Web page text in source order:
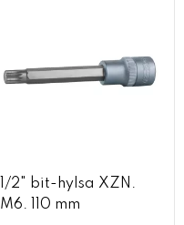
1/2" bit-hylsa XZN.
M6. 110 mm